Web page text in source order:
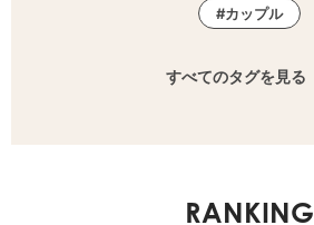
カップル
すべてのタグを見る
RANKING